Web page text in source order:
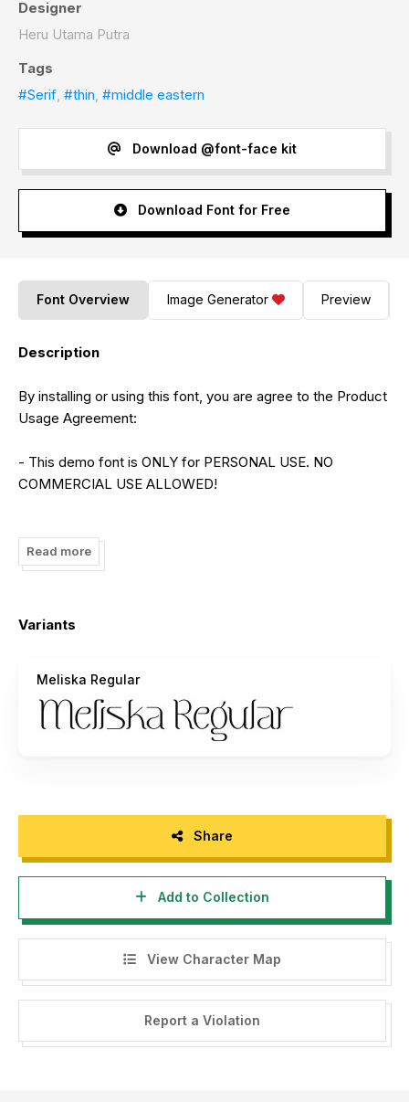
Designer
Heru Utama Putra
Tags
#Serif, #thin, #middle eastern
Download @font-face kit
Download Font for Free
Font Overview Image Generator Preview
Description
By installing or using this font, you are agree to the Product
Usage Agreement:
- This demo font is ONLY for PERSONAL USE. NO
COMMERCIAL USE ALLOWED!
license:
By installing or using this font, you are agree to the Product
- Here is the link to purchase full version and commercial
license:
By installing or using this font, you are agree to the Product
- This demo font is ONLY for PERSONAL USE. NO
COMMERCIAL USE ALLOWED!
- Here is the link to purchase full version and commercial
By installing or using this font, you are agree to the Product
Usage Agreement:
- This demo font is ONLY for PERSONAL USE. NO
Read more
Variants
Meliska Regular
Share
Add to Collection
View Character Map
Report a Violation